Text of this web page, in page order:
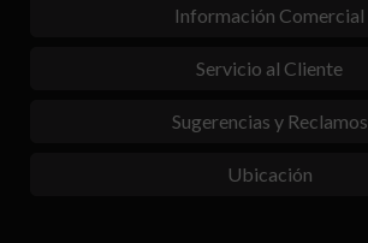
Información Comercial
Servicio al Cliente
Sugerencias y Reclamos
Ubicación